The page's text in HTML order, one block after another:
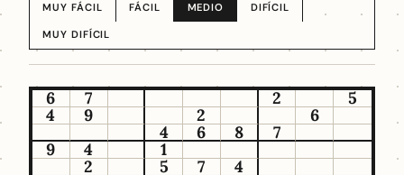
MUY FÁCIL FÁCIL MEDIO DIFÍCIL
MUY DIFÍCIL
6 7 2
5
4
9 2
6
4
6 8
7
9
4
1
2
5 7
4